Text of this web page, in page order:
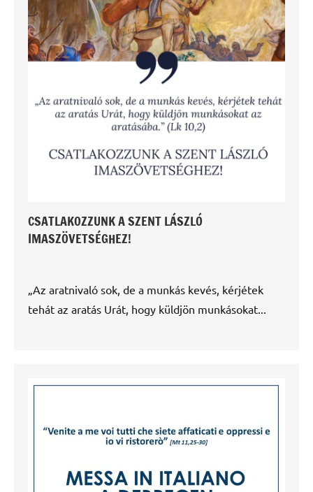
CSATLAKOZZUNK A SZENT LÁSZLÓ
IMASZÖVETSÉGHEZ!
„Az aratnivaló sok, de a munkás kevés, kérjétek
tehát az aratás Urát, hogy küldjön munkásokat...